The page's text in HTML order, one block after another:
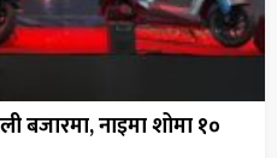
बजारमा, नाइमा शोमा १०